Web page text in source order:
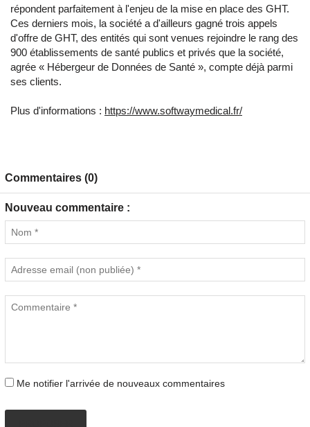
répondent parfaitement à l'enjeu de la mise en place des GHT.
Ces derniers mois, la société a d'ailleurs gagné trois appels
d'offre de GHT, des entités qui sont venues rejoindre le rang des
900 établissements de santé publics et privés que la société,
agrée « Hébergeur de Données de Santé », compte déjà parmi
ses clients.
Plus d'informations : https://www.softwaymedical.fr/
Commentaires (0)
Nouveau commentaire :
Me notifier l'arrivée de nouveaux commentaires